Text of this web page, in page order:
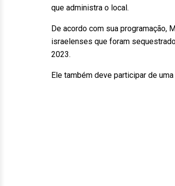
que administra o local.
De acordo com sua programação,
israelenses que foram
2023.
Ele também deve participar de